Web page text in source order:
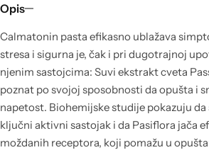
Opis
Calmatonin pasta efikasno ublažava
stresa i sigurna je, čak i pri dugotrajnoj
njenim sastojcima: Suvi ekstrakt cveta
poznat po svojoj sposobnosti da opušta i
napetost. Biohemijske studije pokazuju
ključni aktivni sastojak i da Pasiflora jača
moždanih receptora, koji pomažu u